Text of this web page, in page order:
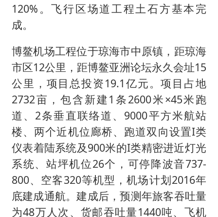
120%。飞行区场道工程土石方基本完
成。
博鳌机场工程位于琼海市中原镇，距琼海
市区12公里，距博鳌亚洲论坛永久会址15
公里，项目总投资19.1亿元。项目占地
2732亩，包含新建1条2600米×45米跑
道、2条垂直联络道、9000平方米航站
楼、两个近机位廊桥、跑道双向设置I类
仪表着陆系统及900米的I类精密进近灯光
系统、站坪机位26个，可停降波音737-
800、空客320等机型，机场计划2016年
底建成通航。建成后，预测年旅客吞吐量
为48万人次、货邮吞吐量1440吨、飞机